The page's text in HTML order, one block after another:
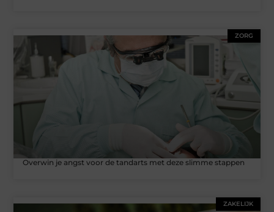
ZORG
Overwin je angst voor de tandarts met deze slimme stappen
ZAKELIJK